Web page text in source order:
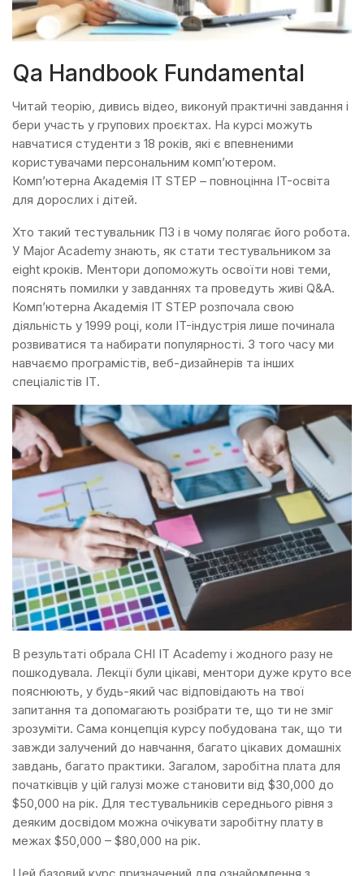
Qa Handbook Fundamental
Читай теорію, дивись відео, виконуй практичні завдання і
бери участь у групових проєктах. На курсі можуть
навчатися студенти з 18 років, які є впевненими
користувачами персональним комп’ютером.
Комп’ютерна Академія IT STEP – повноцінна IT-освіта
для дорослих і дітей.
Хто такий тестувальник ПЗ і в чому полягає його робота.
У Major Academy знають, як стати тестувальником за
eight кроків. Ментори допоможуть освоїти нові теми,
пояснять помилки у завданнях та проведуть живі Q&A.
Комп’ютерна Академія IT STEP розпочала свою
діяльність у 1999 році, коли IT-індустрія лише починала
розвиватися та набирати популярності. З того часу ми
навчаємо програмістів, веб-дизайнерів та інших
спеціалістів ІТ.
В результаті обрала CHI IT Academy і жодного разу не
пошкодувала. Лекції були цікаві, ментори дуже круто все
пояснюють, у будь-який час відповідають на твої
запитання та допомагають розібрати те, що ти не зміг
зрозуміти. Сама концепція курсу побудована так, що ти
завжди залучений до навчання, багато цікавих домашніх
завдань, багато практики. Загалом, заробітна плата для
початківців у цій галузі може становити від $30,000 до
$50,000 на рік. Для тестувальників середнього рівня з
деяким досвідом можна очікувати заробітну плату в
межах $50,000 – $80,000 на рік.